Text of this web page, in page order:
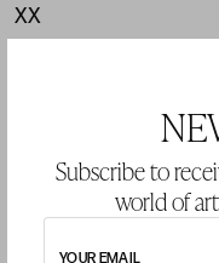
Subscribe to
world of
YOUR EMAIL
XX
LOT 1061